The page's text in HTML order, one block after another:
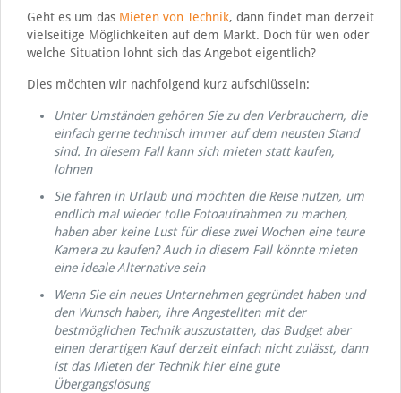
Geht es um das Mieten von Technik, dann findet man derzeit
vielseitige Möglichkeiten auf dem Markt. Doch für wen oder
welche Situation lohnt sich das Angebot eigentlich?
Dies möchten wir nachfolgend kurz aufschlüsseln:
Unter Umständen gehören Sie zu den Verbrauchern, die
einfach gerne technisch immer auf dem neusten Stand
sind. In diesem Fall kann sich mieten statt kaufen,
lohnen
Sie fahren in Urlaub und möchten die Reise nutzen, um
endlich mal wieder tolle Fotoaufnahmen zu machen,
haben aber keine Lust für diese zwei Wochen eine teure
Kamera zu kaufen? Auch in diesem Fall könnte mieten
eine ideale Alternative sein
Wenn Sie ein neues Unternehmen gegründet haben und
den Wunsch haben, ihre Angestellten mit der
bestmöglichen Technik auszustatten, das Budget aber
einen derartigen Kauf derzeit einfach nicht zulässt, dann
ist das Mieten der Technik hier eine gute
Übergangslösung